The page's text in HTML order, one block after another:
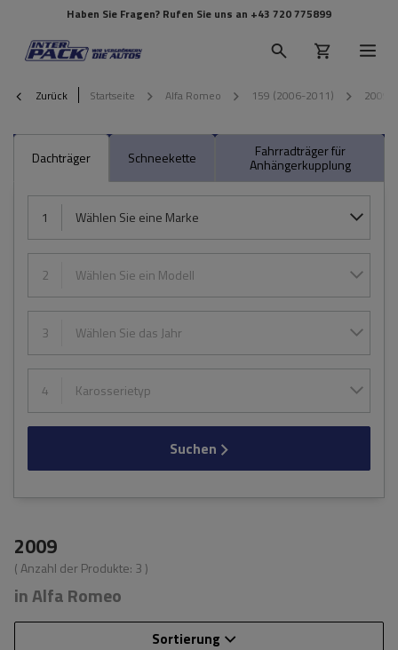
Haben Sie Fragen? Rufen Sie uns an +43 720 775899
Zurück Startseite Alfa Romeo 159 (2006-2011) 2009
Dachträger Schneekette Fahrradträger für
Anhängerkupplung
1 Wählen Sie eine Marke
2 Wählen Sie ein Modell
3 Wählen Sie das Jahr
4 Karosserietyp
Suchen
2009
( Anzahl der Produkte: 3 )
in Alfa Romeo
Sortierung